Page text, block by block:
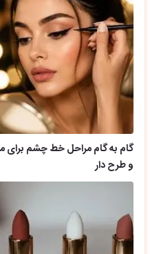
گام به گام مراحل خط چشم
و طرح دار